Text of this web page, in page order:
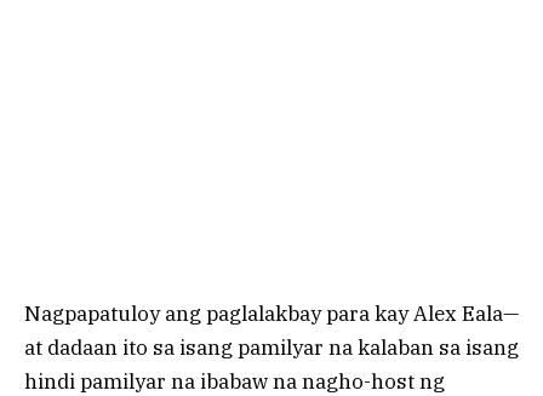
Nagpapatuloy ang paglalakbay para kay Alex Eala—
at dadaan ito sa isang pamilyar na kalaban sa isang
hindi pamilyar na ibabaw na nagho-host ng